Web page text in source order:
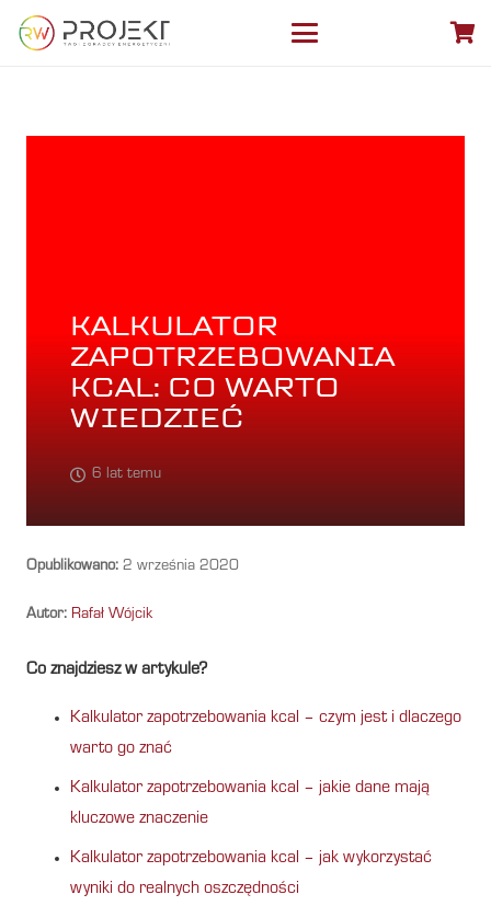
KALKULATOR
ZAPOTRZEBOWANIA
KCAL: CO WARTO
WIEDZIEĆ
6 lat temu
Opublikowano: 2 września 2020
Autor: Rafał Wójcik
Co znajdziesz w artykule?
Kalkulator zapotrzebowania kcal – czym jest i dlaczego
warto go znać
Kalkulator zapotrzebowania kcal – jakie dane mają
kluczowe znaczenie
Kalkulator zapotrzebowania kcal – jak wykorzystać
wyniki do realnych oszczędności